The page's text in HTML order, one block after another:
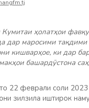
ҳолатҳои
дар маросими
кишварҳое, ки дар
башардӯстона
22 феврали соли
зилзила иштирок